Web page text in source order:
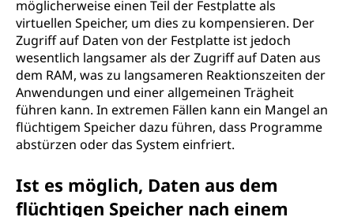
möglicherweise einen Teil der Festplatte als
virtuellen Speicher, um dies zu kompensieren. Der
Zugriff auf Daten von der Festplatte ist jedoch
wesentlich langsamer als der Zugriff auf Daten aus
dem RAM, was zu langsameren Reaktionszeiten der
Anwendungen und einer allgemeinen Trägheit
führen kann. In extremen Fällen kann ein Mangel an
flüchtigem Speicher dazu führen, dass Programme
abstürzen oder das System einfriert.
Ist es möglich, Daten aus dem
flüchtigen Speicher nach einem